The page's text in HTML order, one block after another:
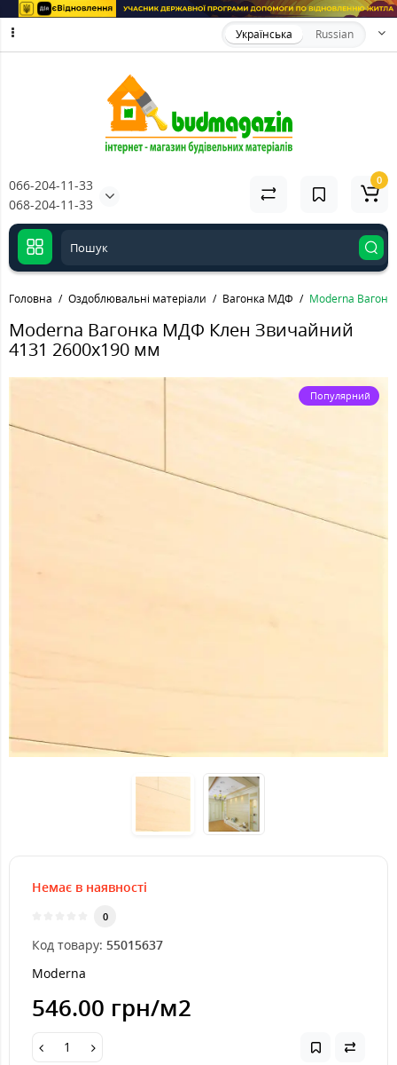
Українська Russian
066-204-11-33
068-204-11-33
0
Головна Оздоблювальні матеріали Вагонка МДФ Moderna
Moderna Вагонка МДФ Клен Звичайний
4131 2600x190 мм
Популярний
Немає в наявності
0
Код товару: 55015637
Moderna
546.00 грн/м2